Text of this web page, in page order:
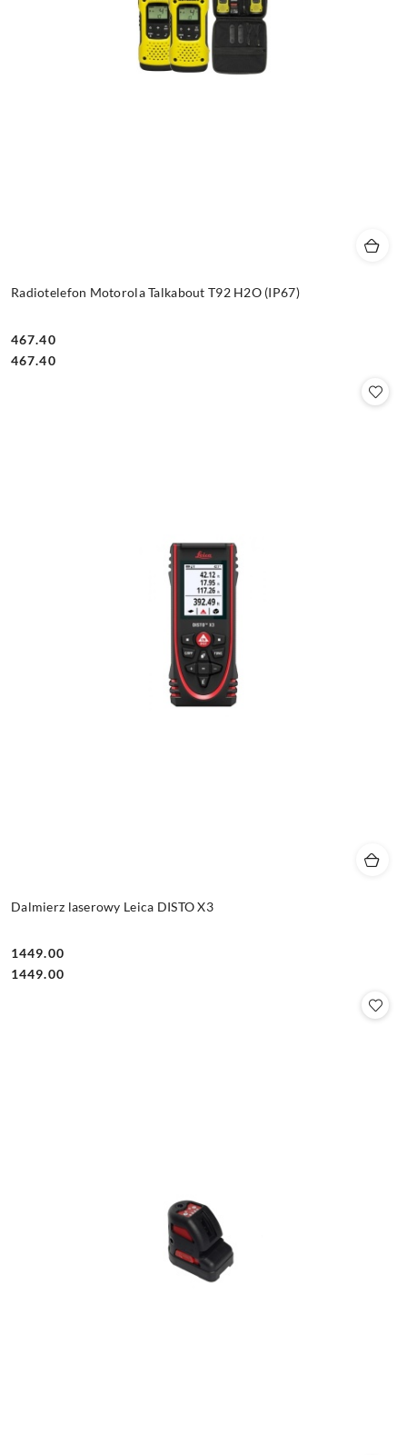
Radiotelefon Motorola Talkabout T92 H2O (IP67)
Cena:
467.40
Cena:
467.40
Dalmierz laserowy Leica DISTO X3
Cena:
1449.00
Cena:
1449.00